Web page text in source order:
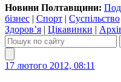
Новини Полтавщини:
бізнес | Спорт | Суспільство
Здоров’я | Цікавинки |
17 лютого 2012, 08:11